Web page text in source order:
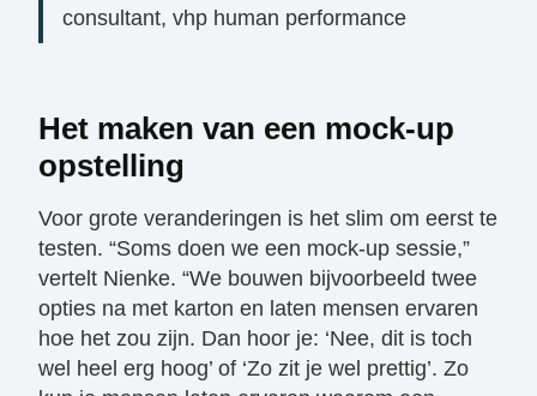
consultant, vhp human performance
Het maken van een mock-up
opstelling
Voor grote veranderingen is het slim om eerst te
testen. “Soms doen we een mock-up sessie,”
vertelt Nienke. “We bouwen bijvoorbeeld twee
opties na met karton en laten mensen ervaren
hoe het zou zijn. Dan hoor je: ‘Nee, dit is toch
wel heel erg hoog’ of ‘Zo zit je wel prettig’. Zo